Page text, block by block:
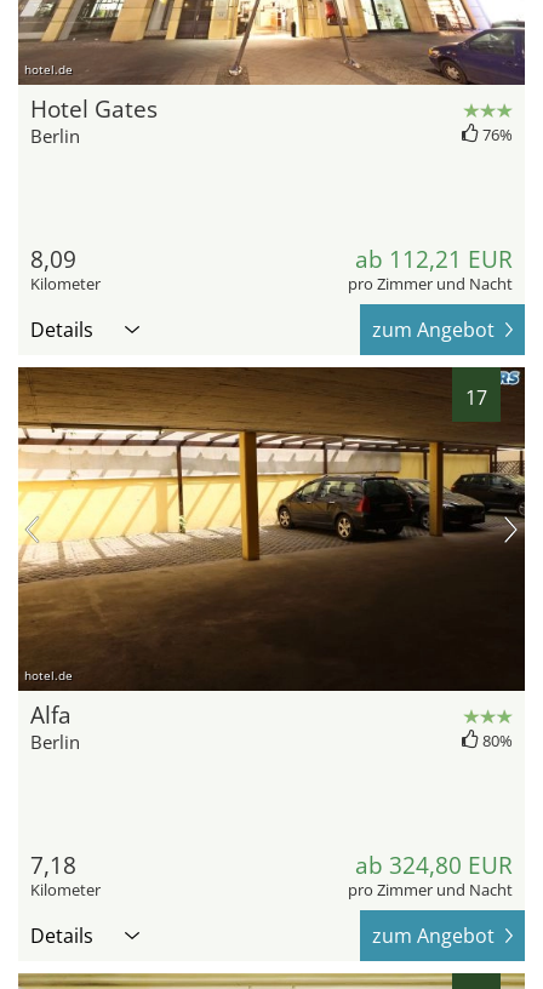
hotel.de
Hotel Gates
Berlin 76%
8,09
Kilometer
ab 112,21 EUR
pro Zimmer und Nacht
Details zum Angebot
17
hotel.de
Alfa
Berlin 80%
7,18
Kilometer
ab 324,80 EUR
pro Zimmer und Nacht
Details zum Angebot